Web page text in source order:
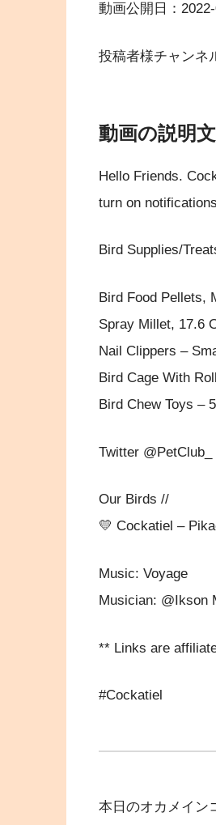
動画公開日：
投稿者様チャンネ
動画の説明文
Hello Friends.
turn on
Bird Supplies/
Bird Food Pellets,
Spray Millet, 17.6
Nail Clippers –
Bird Cage With
Bird Chew Toys –
Twitter @PetClub_
Our Birds //
💛 Cockatiel –
Music: Voyage
Musician: @Ikson
** Links are
#Cockatiel
本日のオカメイン